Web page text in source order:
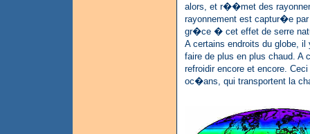
alors, et r��met des
rayonnement est captur�e
gr�ce � cet effet de serre
A certains endroits du globe,
faire de plus en plus chaud.
refroidir encore et encore.
oc�ans, qui transportent la